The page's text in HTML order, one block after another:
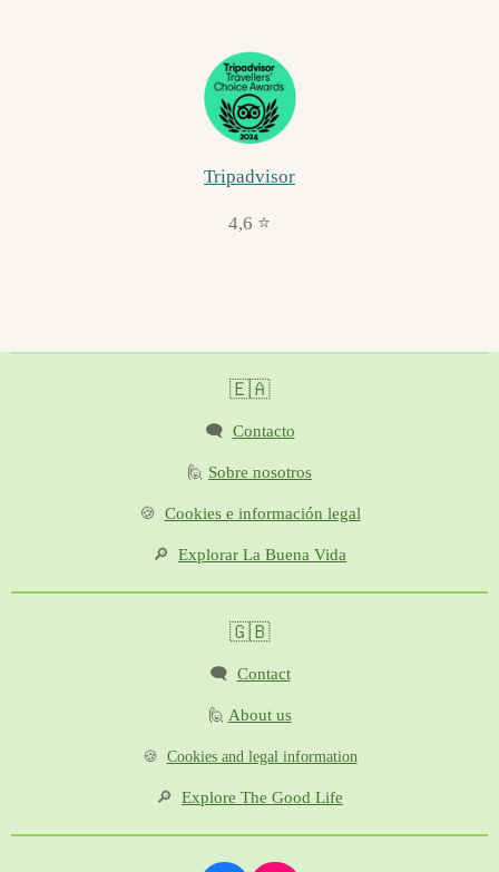
Tripadvisor
4,6 ⭐
🇪🇦
🗨️ Contacto
🙋 Sobre nosotros
🍪 Cookies e información legal
🔎 Explorar La Buena Vida
🇬🇧
🗨️ Contact
🙋 About us
🍪 Cookies and legal information
🔎 Explore The Good Life